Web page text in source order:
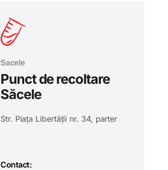
Sacele
Punct de recoltare
Săcele
Str. Piața Libertății nr. 34, parter
Contact: